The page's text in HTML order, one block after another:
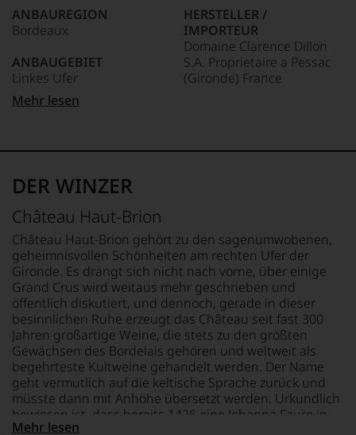
in
unserem
um
zu
unterstreichen,
auf
Niveau
unsere
Weinselektion
bewegt.
Das
aber
genügt
uns
nicht
mehr.
Wir
haben
festgestellt,
dass
manch
eine
Bewertung
schwer
Punkte:
er
sich
seit
2012
zunehmend
zurückgezogen
hat.
und
Innovationsgeist
Weinjournalismus
und
Weinbewertung
revolutioniert.
Der
studierte
Rechtsanwalt
verstand
sich
als
Sprachrohr
des
Verbrauchers
und
schuf
ANBAUREGION
Bordeaux
ANBAUGEBIET
Linkes Ufer
APPELLATION
REBSORTEN
43% .9 Cabernet
9% .7 Cabernet Franc
1% Petit Verdot
TRINKTEMPERATUR
18 °C
HERSTELLER /
IMPORTEUR
Domaine Clarence Dillon
S.A. Proprietaire a Pessac
(Gironde) France
FLASCHENGRÖSSE
Mehr lesen
DER WINZER
Château Haut-Brion
Château Haut-Brion gehört zu den sagenumwobenen,
geheimnisvollen Schönheiten am rechten Ufer der
Gironde. Es drängt sich nicht nach vorne, über einige
Grand Crus wird weitaus mehr geschrieben und
öffentlich diskutiert, und dennoch, gerade in dieser
besinnlichen Ruhe erzeugt das Château seit fast 300
Jahren großartige Weine, die stets zu den größten
Gewächsen des Bordelais gehören und weltweit als
begehrteste Kultweine gehandelt werden. Der Name
geht vermutlich auf die keltische Sprache zurück und
müsste dann mit Anhöhe übersetzt werden. Urkundlich
bewiesen ist, dass bereits 1426 eine Johanna Faure in
unmittelbarer Nähe des heutigen Haut-Brion einen
Mehr lesen